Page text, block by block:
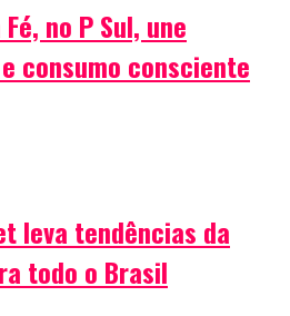
no P Sul, une
consumo consciente
leva tendências da
todo o Brasil